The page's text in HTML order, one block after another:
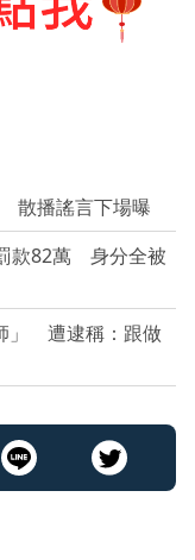
散播謠言下場曝
款82萬 身分全被
」 遭逮稱：跟做